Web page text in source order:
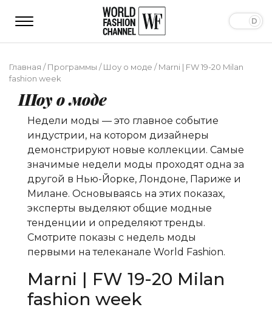
Главная /Программы /Шоу о моде /Marni | FW 19-20 Milan
fashion week
Шоу о моде
Недели моды — это главное событие
индустрии, на котором дизайнеры
демонстрируют новые коллекции. Самые
значимые недели моды проходят одна за
другой в Нью-Йорке, Лондоне, Париже и
Милане. Основываясь на этих показах,
эксперты выделяют общие модные
тенденции и определяют тренды.
Смотрите показы с недель моды
первыми на телеканале World Fashion.
Marni | FW 19-20 Milan
fashion week